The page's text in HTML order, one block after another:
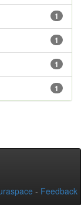
1
1
1
1
- Feedback